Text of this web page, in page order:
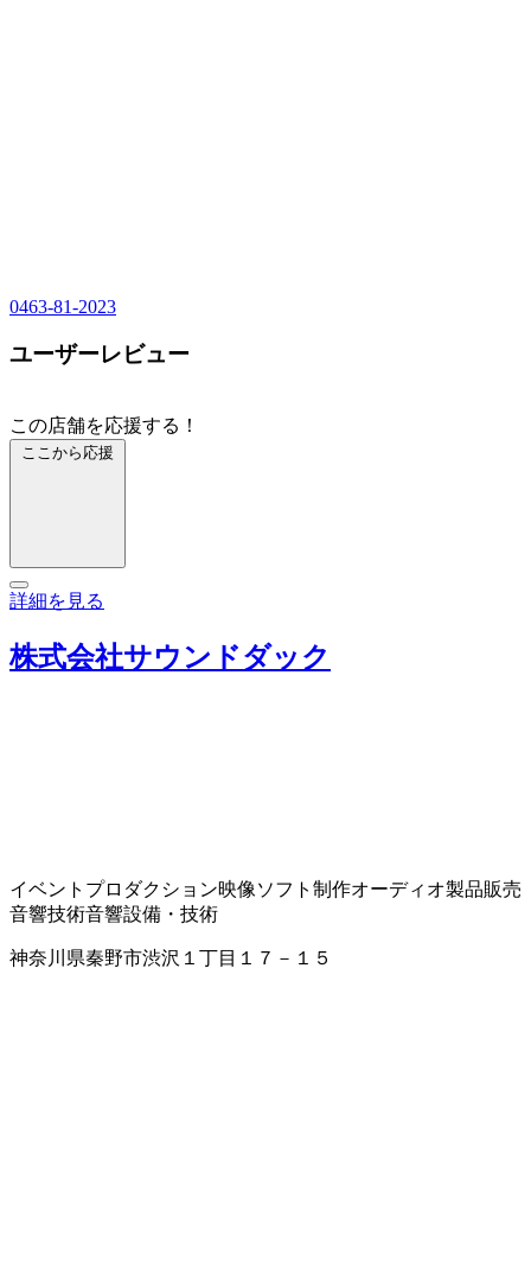
0463-81-2023
ユーザーレビュー
この店舗を応援する！
ここから応援
詳細を見る
株式会社サウンドダック
イベントプロダクション映像ソフト制作オーディオ製品販売
音響技術音響設備・技術
神奈川県秦野市渋沢１丁目１７－１５